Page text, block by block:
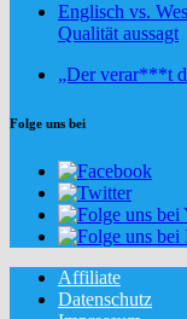
Englisch vs.
Qualität aussagt
„Der verar***t
Folge uns bei
Affiliate
Datenschutz